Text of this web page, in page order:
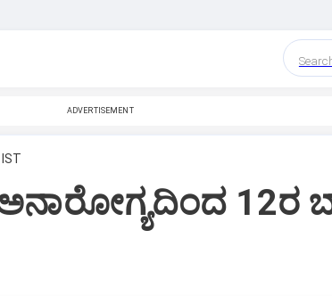
ADVERTISEMENT
ಅನಾರೋಗ್ಯದಿಂದ 12ರ